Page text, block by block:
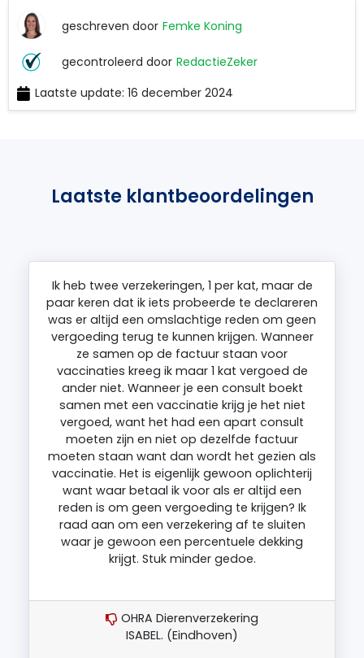
geschreven door Femke Koning
Femke
gecontroleerd door RedactieZeker
RedactieZeker
Laatste update: 16 december 2024
Laatste klantbeoordelingen
Ik heb twee verzekeringen, 1 per kat, maar de
paar keren dat ik iets probeerde te declareren
was er altijd een omslachtige reden om geen
vergoeding terug te kunnen krijgen. Wanneer
ze samen op de factuur staan voor
vaccinaties kreeg ik maar 1 kat vergoed de
ander niet. Wanneer je een consult boekt
samen met een vaccinatie krijg je het niet
vergoed, want het had een apart consult
moeten zijn en niet op dezelfde factuur
moeten staan want dan wordt het gezien als
vaccinatie. Het is eigenlijk gewoon oplichterij
want waar betaal ik voor als er altijd een
reden is om geen vergoeding te krijgen? Ik
raad aan om een verzekering af te sluiten
waar je gewoon een percentuele dekking
krijgt. Stuk minder gedoe.
OHRA Dierenverzekering
ISABEL. (Eindhoven)